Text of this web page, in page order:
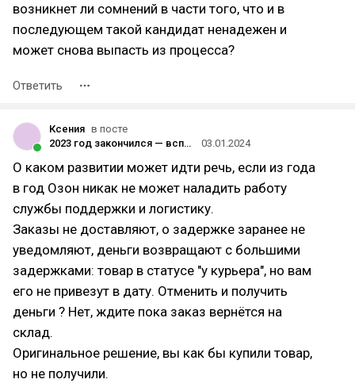
возникнет ли сомнений в части того, что и в
последующем такой кандидат ненадежен и
может снова выпасть из процесса?
Ответить
Ксения в посте
2023 год закончился — вспоминаем, каким он был для Ozon
03.01.2024
О каком развитии может идти речь, если из года
в год Озон никак не может наладить работу
службы поддержки и логистику.
Заказы не доставляют, о задержке заранее не
уведомляют, деньги возвращают с большими
задержками: товар в статусе "у курьера", но вам
его не привезут в дату. Отменить и получить
деньги ? Нет, ждите пока заказ вернётся на
склад.
Оригинальное решение, вы как бы купили товар,
но не получили.